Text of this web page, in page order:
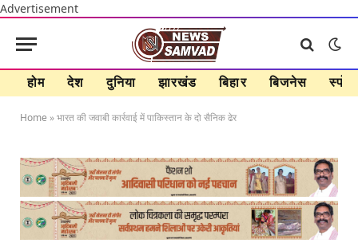
Advertisement
होम देश दुनिया झारखंड बिहार बिजनेस
Home »भारत की जवाबी कार्रवाई में पाकिस्तान के दो सैनिक ढेर